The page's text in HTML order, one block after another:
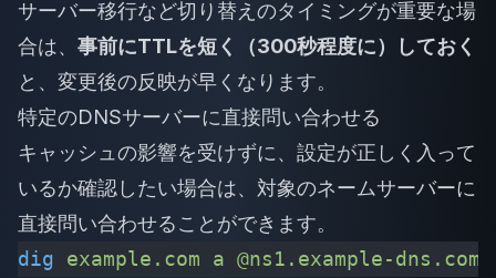
サーバー移行など切り替えのタイミングが重要な場
合は、 事前にTTLを短く（300秒程度に）しておく
と、変更後の反映が早くなります。
特定のDNSサーバーに直接問い合わせる
キャッシュの影響を受けずに、設定が正しく入って
いるか確認したい場合は、対象のネームサーバーに
直接問い合わせることができます。
dig example.com a @ns1.example-dns.com